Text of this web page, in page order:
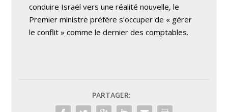
conduire Israël vers une réalité nouvelle, le
Premier ministre préfère s’occuper de « gérer
le conflit » comme le dernier des comptables.
PARTAGER: